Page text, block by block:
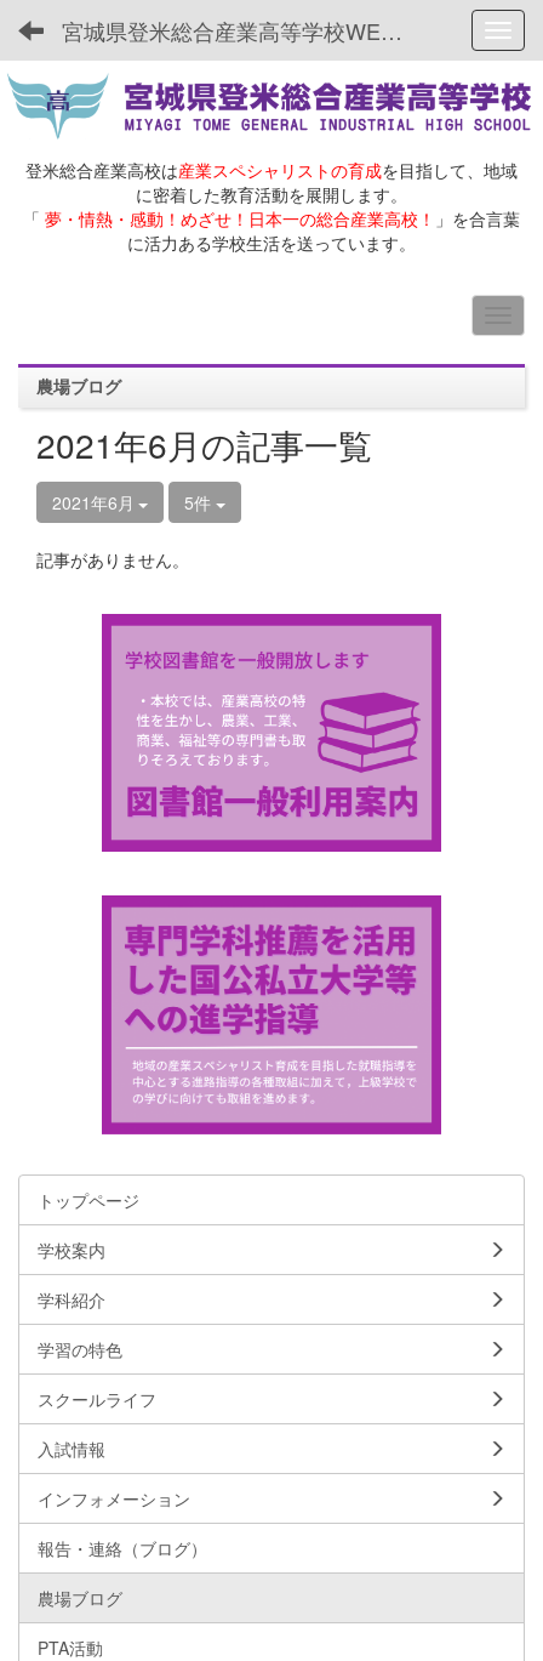
宮城県登米総合産業高等学校WEBサイト
登米総合産業高校は産業スペシャリストの育成を目指して、地域
に密着した教育活動を展開します。
「 夢・情熱・感動！めざせ！日本一の総合産業高校！ 」を合言葉
に活力ある学校生活を送っています。
農場ブログ
2021年6月の記事一覧
2021年6月 5件
記事がありません。
トップページ
学校案内
学科紹介
学習の特色
スクールライフ
入試情報
インフォメーション
報告・連絡（ブログ）
農場ブログ
PTA活動